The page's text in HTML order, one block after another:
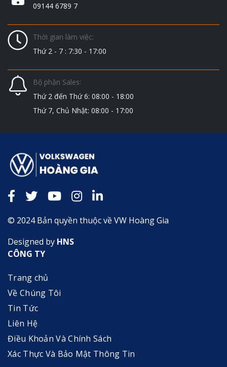
09144 6789 7
Thời gian làm việc:
Thứ 2 - 7 : 7:30 - 17:00
Bộ phận Sales:
Thứ 2 đến Thứ 6: 08:00 - 18:00
Thứ 7, Chủ Nhật: 08:00 - 17:00
© 2024 Bản quyền thuộc về VW Hoàng Gia
Designed by HNS
CÔNG TY
Trang chủ
Về Chúng Tôi
Tin Tức
Liên Hệ
Điều Khoản Và Chính Sách
Xác Thực Và Bảo Mật Thông Tin